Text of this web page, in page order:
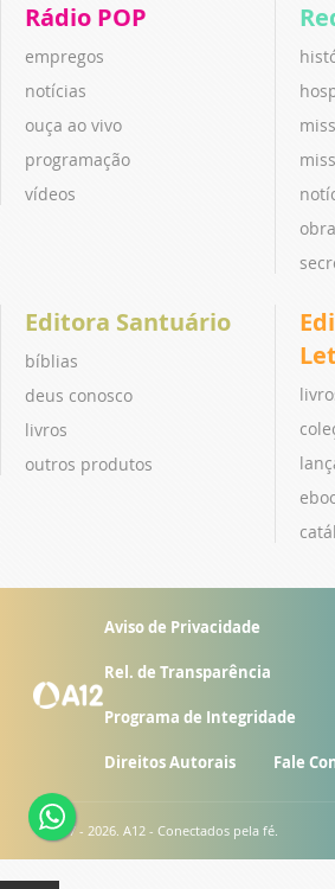
Rádio POP
empregos
notícias
ouça ao vivo
programação
vídeos
Editora Santuário
bíblias
deus conosco
livros
outros produtos
Aviso de Privacidade
Rel. de Transparência
Programa de Integridade
Direitos Autorais Fale
© 2007 - 2026. A12 - Conectados pela fé.